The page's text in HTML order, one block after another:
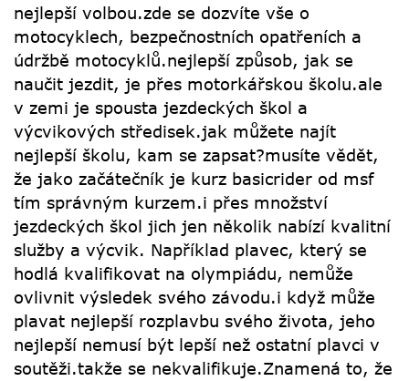
nejlepší volbou.zde se dozvíte vše o
motocyklech, bezpečnostních opatřeních a
údržbě motocyklů.nejlepší způsob, jak se
naučit jezdit, je přes motorkářskou školu.ale
v zemi je spousta jezdeckých škol a
výcvikových středisek.jak můžete najít
nejlepší školu, kam se zapsat?musíte vědět,
že jako začátečník je kurz basicrider od msf
tím správným kurzem.i přes množství
jezdeckých škol jich jen několik nabízí kvalitní
služby a výcvik. Například plavec, který se
hodlá kvalifikovat na olympiádu, nemůže
ovlivnit výsledek svého závodu.i když může
plavat nejlepší rozplavbu svého života, jeho
nejlepší nemusí být lepší než ostatní plavci v
soutěži.takže se nekvalifikuje.Znamená to, že